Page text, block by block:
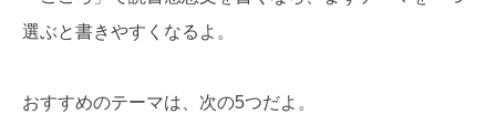
選ぶと書きやすくなるよ。
おすすめのテーマは、次の5つだよ。